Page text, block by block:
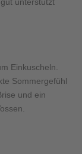
Einkuscheln.
Sommergefühl
und ein